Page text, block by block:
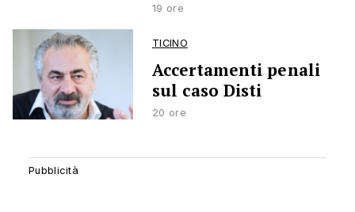
19 ore
TICINO
Accertamenti penali
sul caso Disti
20 ore